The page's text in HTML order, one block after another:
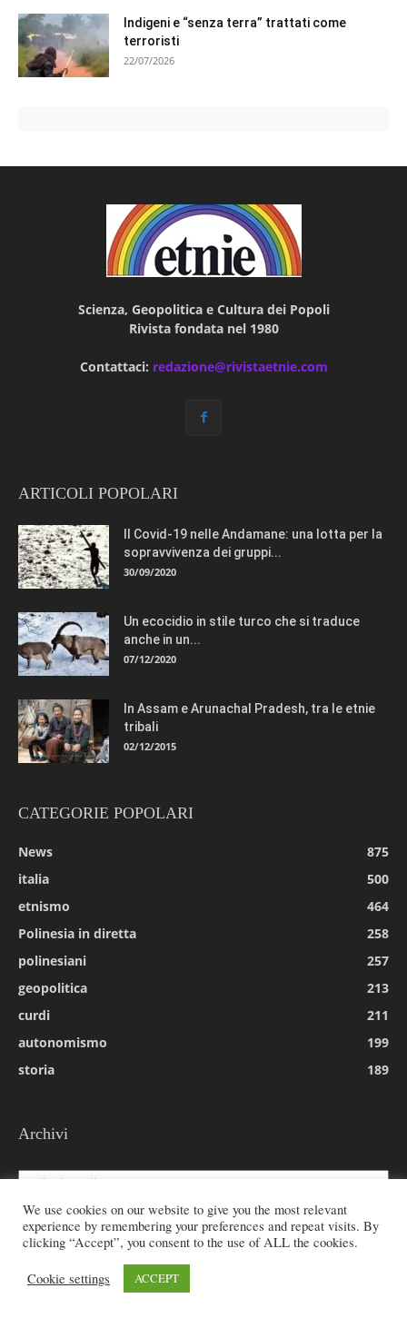
Indigeni e “senza terra” trattati come
terroristi
22/07/2026
Scienza, Geopolitica e Cultura dei Popoli
Rivista fondata nel 1980
Contattaci: redazione@rivistaetnie.com
ARTICOLI POPOLARI
Il Covid-19 nelle Andamane: una lotta per la
sopravvivenza dei gruppi...
30/09/2020
Un ecocidio in stile turco che si traduce
anche in un...
07/12/2020
In Assam e Arunachal Pradesh, tra le etnie
tribali
02/12/2015
CATEGORIE POPOLARI
News
875
italia
500
etnismo
464
Polinesia in diretta
258
polinesiani
257
geopolitica
213
curdi
211
autonomismo
199
storia
189
Archivi
Archivi
© 2026 All rights reserved - Etnie -
Email:redazione@rivistaetnie.com
We use cookies on our website to give you the most relevant
experience by remembering your preferences and repeat visits. By
clicking “Accept”, you consent to the use of ALL the cookies.
Cookie settings ACCEPT